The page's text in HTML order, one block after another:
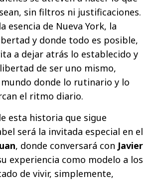
sin filtros ni justificaciones.
esencia de Nueva York, la
y donde todo es posible,
a dejar atrás lo establecido y
de ser uno mismo,
donde lo rutinario y lo
el ritmo diario.
esta historia que sigue
será la invitada especial en el
, donde conversará con Javier
experiencia como modelo a los
de vivir, simplemente,